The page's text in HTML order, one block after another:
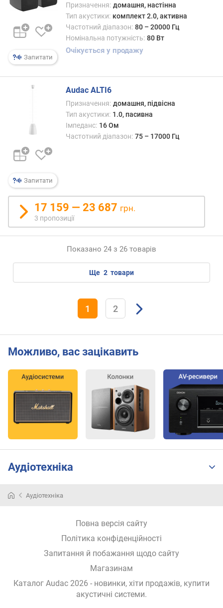
а
л
ь
а
п
о
т
ь
і
и
ю
ч
о
у
ж
н
і
с
т
т
)
B
Запитати
Призначення: домашня, настінна
Тип акустики: комплект 2.0, активна
Частотний діапазон: 80 – 20000 Гц
Номінальна потужність: 80 Вт
Очікується у продажу
Запитати
Audac ALTI6
Призначення: домашня, підвісна
Тип акустики: 1.0, пасивна
Імпеданс: 16 Ом
Частотний діапазон: 75 – 17000 Гц
17 159 — 23 687 грн.
3 пропозиції
Показано 24 з 26 товарів
ще 2 товари
1 2
Можливо, вас зацікавить
Аудіотехніка
Аудіотехніка
Повна версія сайту
Політика конфіденційності
Запитання й побажання щодо сайту
Магазинам
Каталог Audac 2026 - новинки, хіти продажів, купити
акустичні системи.